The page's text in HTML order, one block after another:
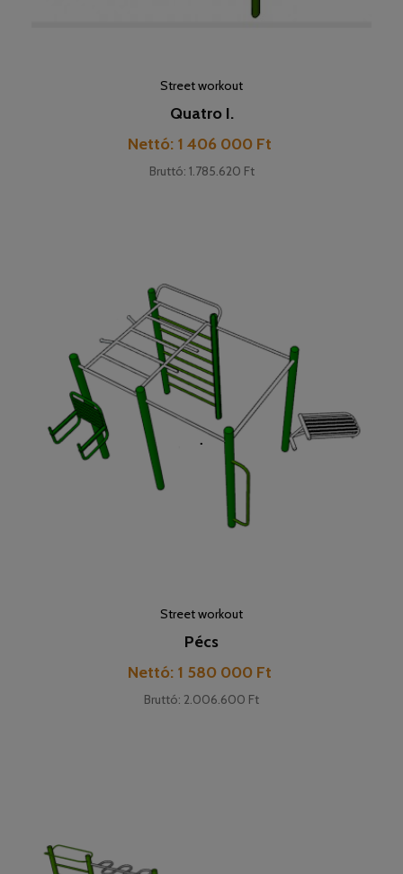
Street workout
Quatro I.
Pret
Nettó: 1 406 000 Ft
Bruttó: 1.785.620 Ft
Street workout
Pécs
Pret
Nettó: 1 580 000 Ft
Bruttó: 2.006.600 Ft